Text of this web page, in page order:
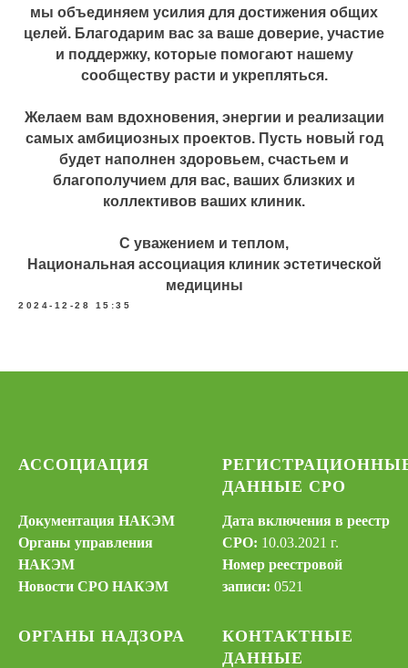
мы объединяем усилия для достижения общих
целей. Благодарим вас за ваше доверие, участие
и поддержку, которые помогают нашему
сообществу расти и укрепляться.
Желаем вам вдохновения, энергии и реализации
самых амбициозных проектов. Пусть новый год
будет наполнен здоровьем, счастьем и
благополучием для вас, ваших близких и
коллективов ваших клиник.
С уважением и теплом,
Национальная ассоциация клиник эстетической
медицины
2024-12-28 15:35
АССОЦИАЦИЯ
Документация НАКЭМ
Органы управления
НАКЭМ
Новости СРО НАКЭМ
ДАННЫЕ СРО
Дата включения в реестр
СРО: 10.03.2021 г.
Номер реестровой
записи: 0521
ОРГАНЫ НАДЗОРА
КОНТАКТНЫЕ
ДАННЫЕ